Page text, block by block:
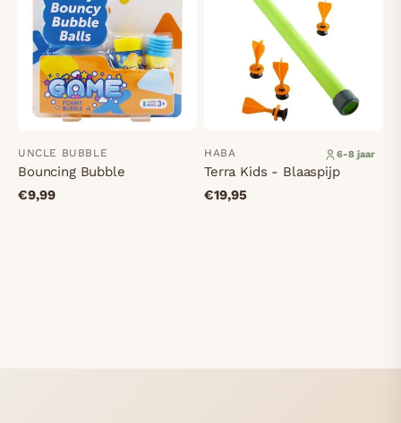
UNCLE BUBBLE
Bouncing Bubble
€9,99
HABA 6-8 jaar
Terra Kids - Blaaspijp
€19,95